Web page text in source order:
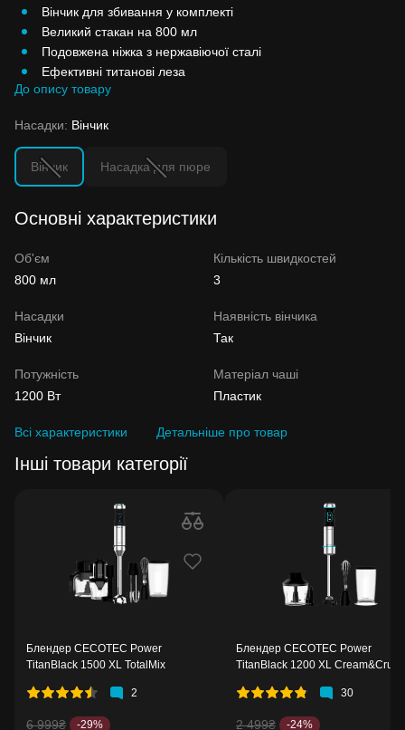
Вінчик для збивання у комплекті
Великий стакан на 800 мл
Подовжена ніжка з нержавіючої сталі
Ефективні титанові леза
До опису товару
Насадки: Вінчик
Вінчик Насадка для пюре
Основні характеристики
Об'єм
800 мл
Кількість швидкостей
3
Насадки
Вінчик
Наявність вінчика
Так
Потужність
1200 Вт
Матеріал чаші
Пластик
Всі характеристики Детальніше про товар
Інші товари категорії
Блендер CECOTEC Power
TitanBlack 1500 XL TotalMix
2
6 999₴ -29%
Блендер CECOTEC Power
TitanBlack 1200 XL Cream&Crush
30
2 499₴ -24%